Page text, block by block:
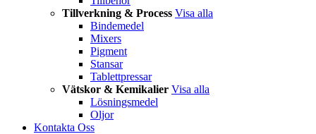
Tillverkning & Process Visa alla
Bindemedel
Mixers
Pigment
Stansar
Tablettpressar
Vätskor & Kemikalier Visa alla
Lösningsmedel
Oljor
Kontakta Oss